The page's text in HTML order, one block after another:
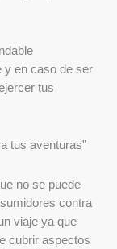
y en caso de ser
tus
tus aventuras”
no se puede
contra
viaje ya que
cubrir aspectos